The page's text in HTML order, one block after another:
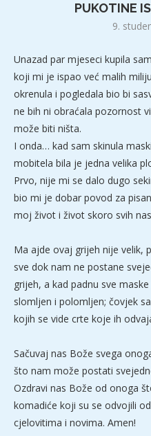
PUKOTINE
9.
Unazad par mjeseci kupila
koji mi je ispao već malih
okrenula i pogledala bio bi
ne bih ni obraćala pozornost
može biti ništa.
I onda… kad sam skinula
mobitela bila je jedna velika
Prvo, nije mi se dalo dugo
bio mi je dobar povod za
moj život i život skoro svih
Ma ajde ovaj grijeh nije velik,
sve dok nam ne postane
grijeh, a kad padnu sve
slomljen i polomljen; čovjek
kojih se vide crte koje ih
Sačuvaj nas Bože svega
što nam može postati
Ozdravi nas Bože od onoga
komadiće koji su se odvojili
cjelovitima i novima. Amen!